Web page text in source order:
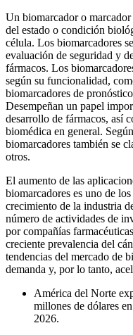
Un biomarcador o
del estado o condición
célula. Los biomarcadores
evaluación de seguridad y
fármacos. Los
según su funcionalidad,
biomarcadores de
Desempeñan un papel
desarrollo de fármacos, así
biomédica en general.
biomarcadores también se
otros.
El aumento de las
biomarcadores es uno de
crecimiento de la industria
número de actividades de
por compañías
creciente prevalencia del
tendencias del mercado de
demanda y, por lo tanto,
América del Norte
millones de dólares
2026.